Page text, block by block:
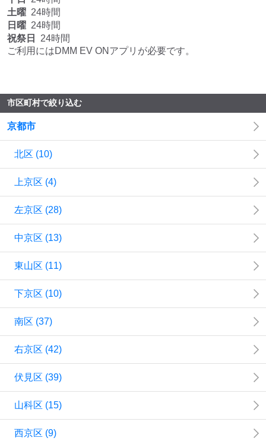
市区町村で絞り込む
京都市
北区 (10)
上京区 (4)
左京区 (28)
中京区 (13)
東山区 (11)
下京区 (10)
南区 (37)
右京区 (42)
伏見区 (39)
山科区 (15)
西京区 (9)
土曜 24時間
日曜 24時間
祝祭日
24時間
ご利用にはDMM EV ONアプリが必要です。